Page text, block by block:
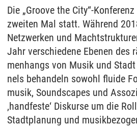
Die „Groo­ve the City“-
zwei­ten Mal statt. Während
Netz­wer­ken und
Jahr ver­schie­de­ne Ebe­nen des
men­hangs von Mu­sik und
nels be­han­deln so­wohl flui­de
mu­sik, So­und­scapes und
‚hand­fes­te‘ Dis­kur­se um die
Stadt­pla­nung und